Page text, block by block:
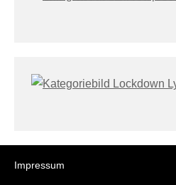
Impressum